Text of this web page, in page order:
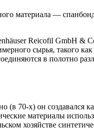
материала —
Reicofil GmbH
сырья, такого
в полотно
70-х) он создавался
материалы
хозяйстве